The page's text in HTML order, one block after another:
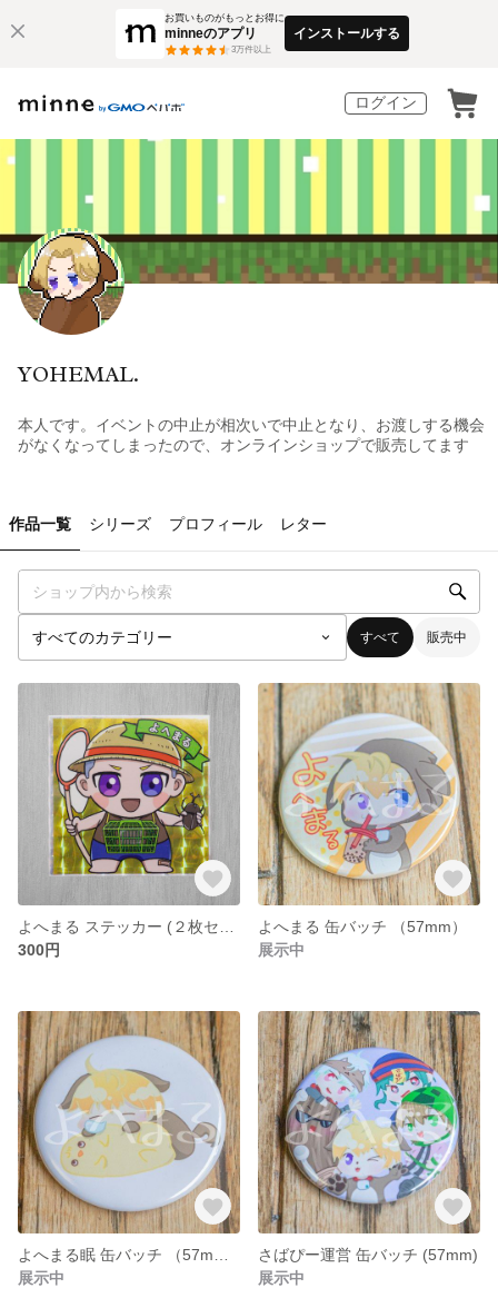
お買いものがもっとお得に
minneのアプリ
3万件以上
インストールする
ログイン
YOHEMAL.
本人です。イベントの中止が相次いで中止となり、お渡しする機会
がなくなってしまったので、オンラインショップで販売してます
作品一覧 シリーズ プロフィール レター
すべて 販売中
300円
よへまる 缶バッチ （57mm）
展示中
展示中
さばぴー運営 缶バッチ (57mm)
展示中